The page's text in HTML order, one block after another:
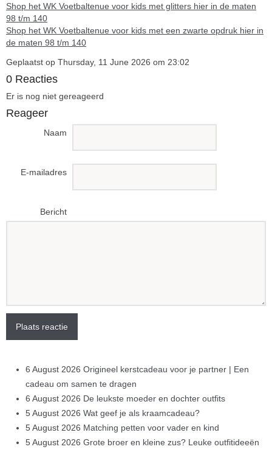
Shop het WK Voetbaltenue voor kids met glitters hier in de maten
98 t/m 140
Shop het WK Voetbaltenue voor kids met een zwarte opdruk hier in
de maten 98 t/m 140
Geplaatst op Thursday, 11 June 2026 om 23:02
0 Reacties
Er is nog niet gereageerd
Reageer
Naam
E-mailadres
Bericht
Plaats reactie
6 August 2026 Origineel kerstcadeau voor je partner | Een
cadeau om samen te dragen
6 August 2026 De leukste moeder en dochter outfits
5 August 2026 Wat geef je als kraamcadeau?
5 August 2026 Matching petten voor vader en kind
5 August 2026 Grote broer en kleine zus? Leuke outfitideeën